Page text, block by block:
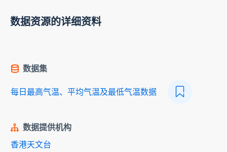
数据资源的详细资料
数据集
每日最高气温、平均气温及最低气温数据
数据提供机构
香港天文台